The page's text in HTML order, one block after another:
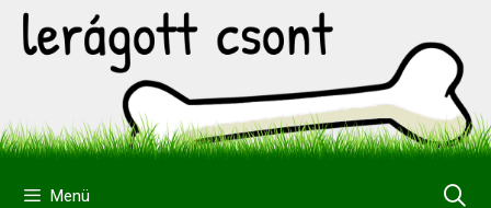
Kilépés
Menü